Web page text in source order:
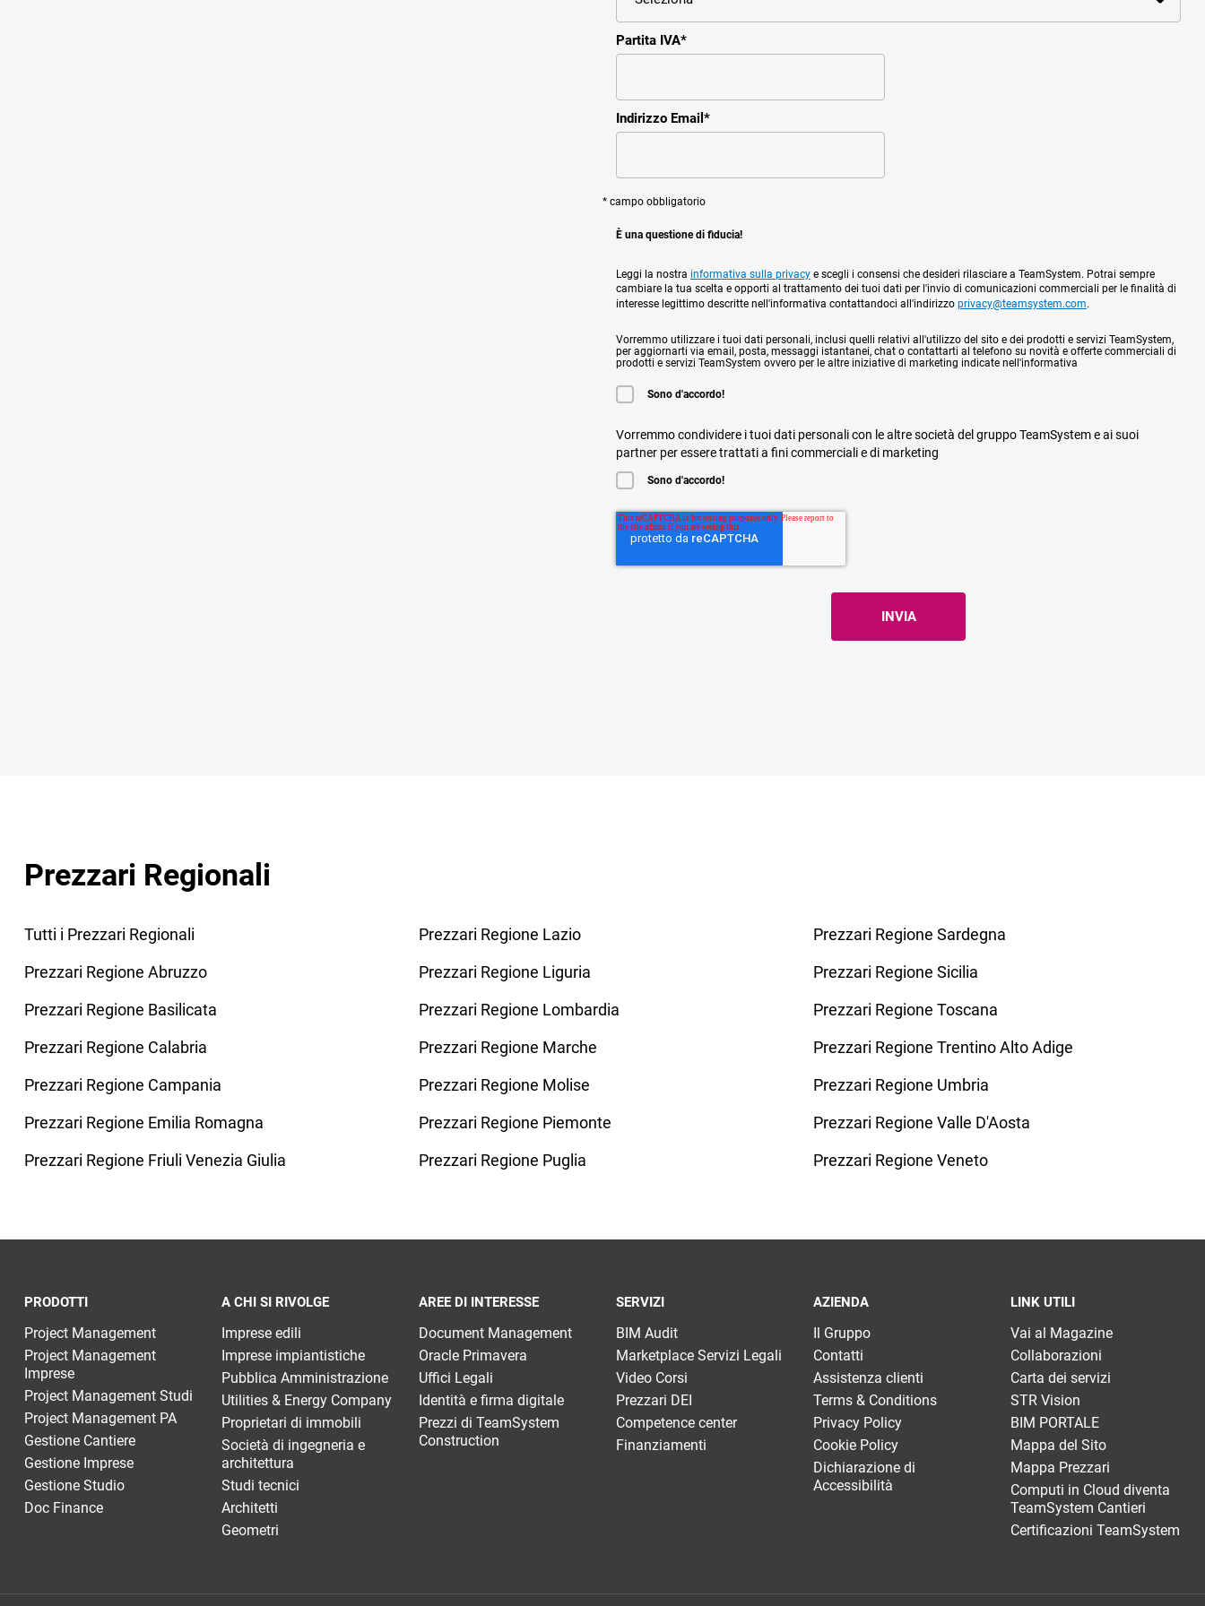
Partita IVA*
Indirizzo Email *
* campo obbligatorio
È una questione di fiducia!
Leggi la nostra informativa sulla privacy e scegli i consensi che desideri rilasciare a TeamSystem. Potrai sempre
cambiare la tua scelta e opporti al trattamento dei tuoi dati per l'invio di comunicazioni commerciali per le finalità di
interesse legittimo descritte nell'informativa contattandoci all'indirizzo privacy@teamsystem.com.
Vorremmo utilizzare i tuoi dati personali, inclusi quelli relativi all'utilizzo del sito e dei prodotti e servizi TeamSystem,
per aggiornarti via email, posta, messaggi istantanei, chat o contattarti al telefono su novità e offerte commerciali di
prodotti e servizi TeamSystem ovvero per le altre iniziative di marketing indicate nell'informativa
Sono d'accordo!
Vorremmo condividere i tuoi dati personali con le altre società del gruppo TeamSystem e ai suoi
partner per essere trattati a fini commerciali e di marketing
Sono d'accordo!
Prezzari Regionali
Tutti i Prezzari Regionali
Prezzari Regione Abruzzo
Prezzari Regione Basilicata
Prezzari Regione Calabria
Prezzari Regione Campania
Prezzari Regione Emilia Romagna
Prezzari Regione Friuli Venezia Giulia
Prezzari Regione Lazio
Prezzari Regione Liguria
Prezzari Regione Lombardia
Prezzari Regione Marche
Prezzari Regione Molise
Prezzari Regione Piemonte
Prezzari Regione Puglia
Prezzari Regione Sardegna
Prezzari Regione Sicilia
Prezzari Regione Toscana
Prezzari Regione Trentino Alto Adige
Prezzari Regione Umbria
Prezzari Regione Valle D'Aosta
Prezzari Regione Veneto
PRODOTTI
Project Management
Project Management
Imprese
Project Management Studi
Project Management PA
Gestione Cantiere
Gestione Imprese
Gestione Studio
Doc Finance
A CHI SI RIVOLGE
Imprese edili
Imprese impiantistiche
Pubblica Amministrazione
Utilities & Energy Company
Proprietari di immobili
Società di ingegneria e
architettura
Studi tecnici
Architetti
Geometri
AREE DI INTERESSE
Document Management
Oracle Primavera
Uffici Legali
Identità e firma digitale
Prezzi di TeamSystem
Construction
SERVIZI
BIM Audit
Marketplace Servizi Legali
Video Corsi
Prezzari DEI
Competence center
Finanziamenti
AZIENDA
Il Gruppo
Contatti
Assistenza clienti
Terms & Conditions
Privacy Policy
Cookie Policy
Dichiarazione di
Accessibilità
LINK UTILI
Vai al Magazine
Collaborazioni
Carta dei servizi
STR Vision
BIM PORTALE
Mappa del Sito
Mappa Prezzari
Computi in Cloud diventa
TeamSystem Cantieri
Certificazioni TeamSystem